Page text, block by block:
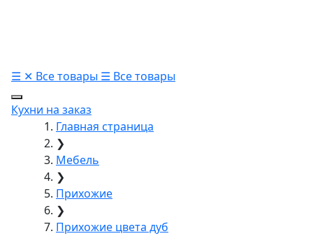
☰ ✕ Все товары ☰ Все товары
Кухни на заказ
Главная страница
❯
Мебель
❯
Прихожие
❯
Прихожие цвета дуб